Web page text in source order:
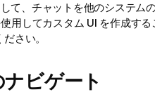
て、チャットを他のシステム
用してカスタム UI を作成する
さい。
ビゲート